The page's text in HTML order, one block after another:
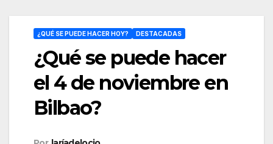
¿QUÉ SE PUEDE HACER HOY? DESTACADAS
¿Qué se puede hacer
el 4 de noviembre en
Bilbao?